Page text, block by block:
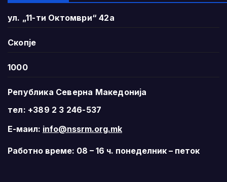
ул. „11-ти Октомври“ 42а
Скопје
1000
Република Северна Македонија
тел: +389 2 3 246-537
Е-маил: info@nssrm.org.mk
Работно време: 08 – 16 ч. понеделник – петок